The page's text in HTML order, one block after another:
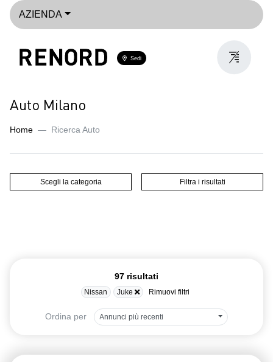
AZIENDA
Sedi
Auto Milano
Home Ricerca Auto
Scegli la categoria Filtra i risultati
97 risultati
Nissan Juke Rimuovi filtri
Ordina per Annunci più recenti